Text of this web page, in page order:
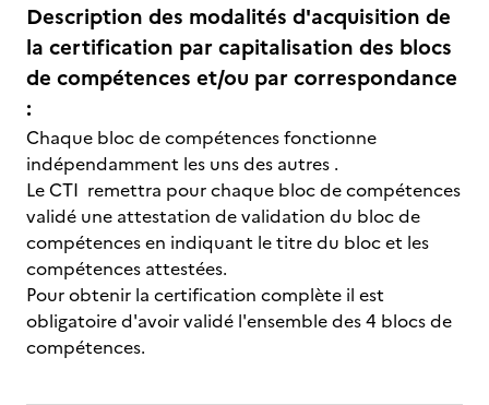
Description des modalités d'acquisition de
la certification par capitalisation des blocs
de compétences et/ou par correspondance
:
Chaque bloc de compétences fonctionne
indépendamment les uns des autres .
Le CTI remettra pour chaque bloc de compétences
validé une attestation de validation du bloc de
compétences en indiquant le titre du bloc et les
compétences attestées.
Pour obtenir la certification complète il est
obligatoire d'avoir validé l'ensemble des 4 blocs de
compétences.